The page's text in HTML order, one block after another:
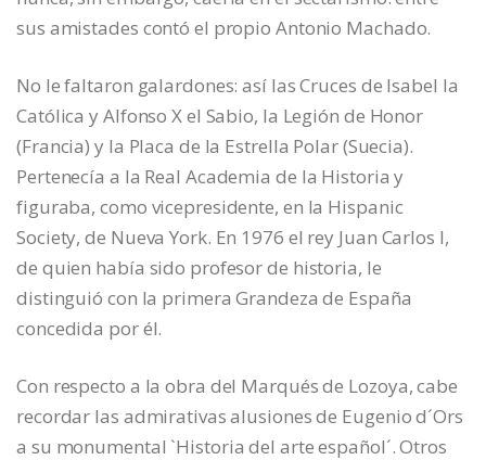
sus amistades contó el propio Antonio Machado.
No le faltaron galardones: así las Cruces de Isabel la
Católica y Alfonso X el Sabio, la Legión de Honor
(Francia) y la Placa de la Estrella Polar (Suecia).
Pertenecía a la Real Academia de la Historia y
figuraba, como vicepresidente, en la Hispanic
Society, de Nueva York. En 1976 el rey Juan Carlos I,
de quien había sido profesor de historia, le
distinguió con la primera Grandeza de España
concedida por él.
Con respecto a la obra del Marqués de Lozoya, cabe
recordar las admirativas alusiones de Eugenio d´Ors
a su monumental `Historia del arte español´. Otros